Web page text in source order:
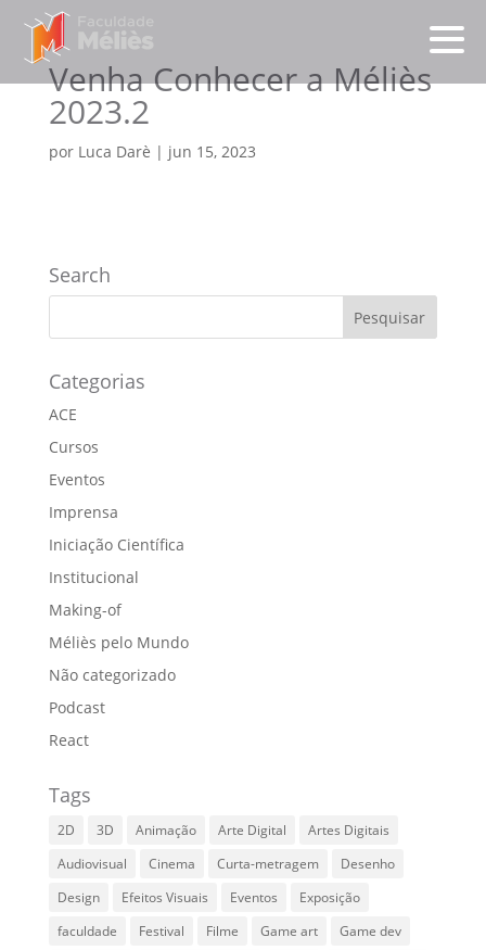
Venha Conhecer a Méliès
2023.2
por Luca Darè | jun 15, 2023
Search
Categorias
ACE
Cursos
Eventos
Imprensa
Iniciação Científica
Institucional
Making-of
Méliès pelo Mundo
Não categorizado
Podcast
React
Tags
2D 3D Animação Arte Digital
Artes Digitais
Audiovisual
Cinema Curta-metragem
Desenho
Design
Efeitos Visuais Eventos
Exposição
faculdade
Festival Filme Game art
Game dev